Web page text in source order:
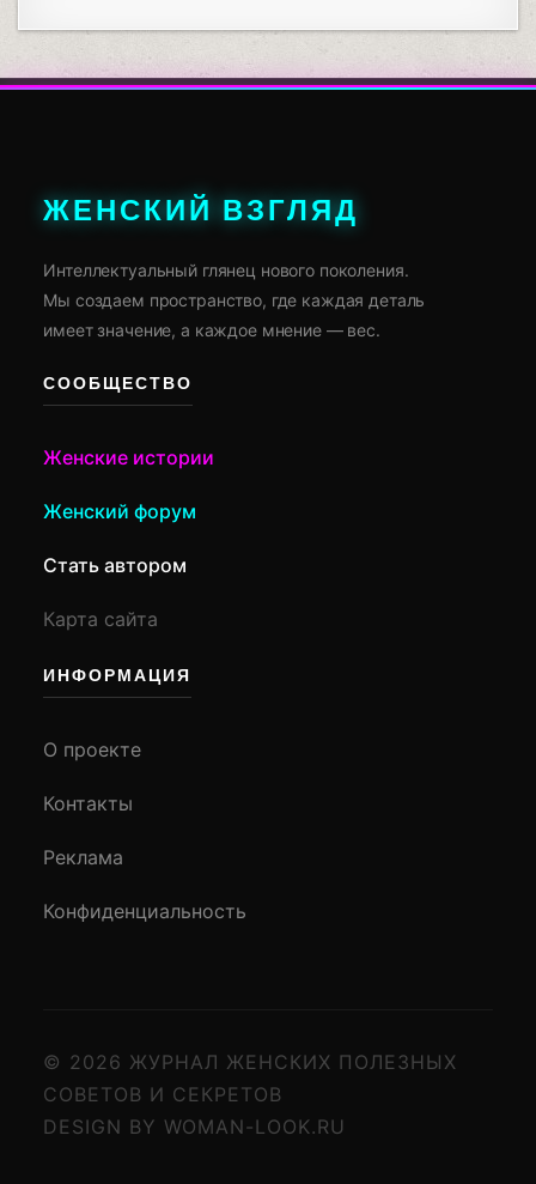
ЖЕНСКИЙ ВЗГЛЯД
Интеллектуальный глянец нового поколения.
Мы создаем пространство, где каждая деталь
имеет значение, а каждое мнение — вес.
СООБЩЕСТВО
Женские истории
Женский форум
Стать автором
Карта сайта
ИНФОРМАЦИЯ
О проекте
Контакты
Реклама
Конфиденциальность
© 2026 ЖУРНАЛ ЖЕНСКИХ ПОЛЕЗНЫХ
СОВЕТОВ И СЕКРЕТОВ
DESIGN BY WOMAN-LOOK.RU